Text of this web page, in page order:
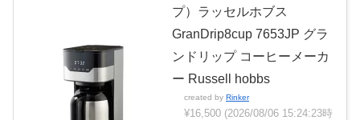
プ）ラッセルホブス
GranDrip8cup 7653JP グラ
ンドリップ コーヒーメーカ
ー Russell hobbs
created by Rinker
¥16,500 (2026/08/06 15:24:23時